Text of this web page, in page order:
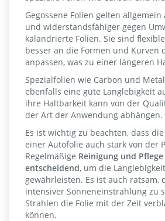
Gegossene Folien gelten
und widerstandsfähiger gegen
kalandrierte Folien. Sie sind
besser an die Formen und Kurven
anpassen, was zu einer längeren
Spezialfolien wie Carbon und
ebenfalls eine gute Langlebigkeit
ihre Haltbarkeit kann von der
der Art der Anwendung abhängen.
Es ist wichtig zu beachten, dass
einer Autofolie auch stark von der
Regelmäßige Reinigung und
entscheidend, um die
gewährleisten. Es ist auch ratsam,
intensiver Sonneneinstrahlung zu
Strahlen die Folie mit der Zeit
können.